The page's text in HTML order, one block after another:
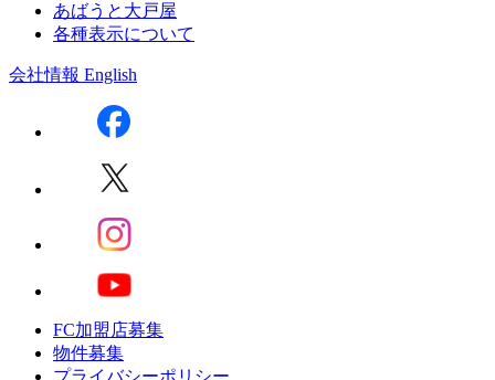
あばうと大戸屋
各種表示について
会社情報 English
FC加盟店募集
物件募集
プライバシーポリシー